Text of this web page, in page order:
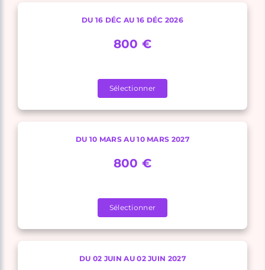
DU 16 DÉC AU 16 DÉC 2026
800 €
Sélectionner
DU 10 MARS AU 10 MARS 2027
800 €
Sélectionner
DU 02 JUIN AU 02 JUIN 2027